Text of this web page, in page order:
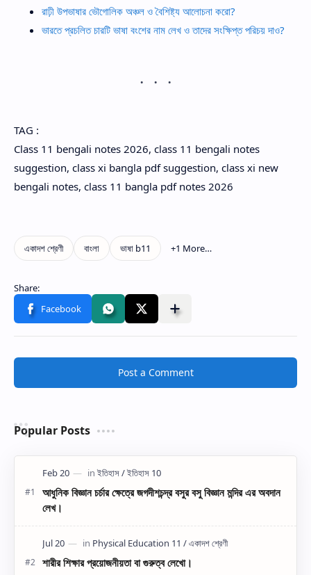
রাঢ়ী উপভাষার ভৌগোলিক অঞ্চল ও বৈশিষ্ট্য আলোচনা করো?
ভারতে প্রচলিত চারটি ভাষা বংশের নাম লেখ ও তাদের সংক্ষিপ্ত পরিচয় দাও?
TAG :
Class 11 bengali notes 2026, class 11 bengali notes
suggestion, class xi bangla pdf suggestion, class xi new
bengali notes, class 11 bangla pdf notes 2026
Post a Comment
Popular Posts
আধুনিক বিজ্ঞান চর্চার ক্ষেত্রে জগদীশচন্দ্র বসুর বসু বিজ্ঞান মন্দির এর অবদান
লেখ।
শারীর শিক্ষার প্রয়োজনীয়তা বা গুরুত্ব লেখো।